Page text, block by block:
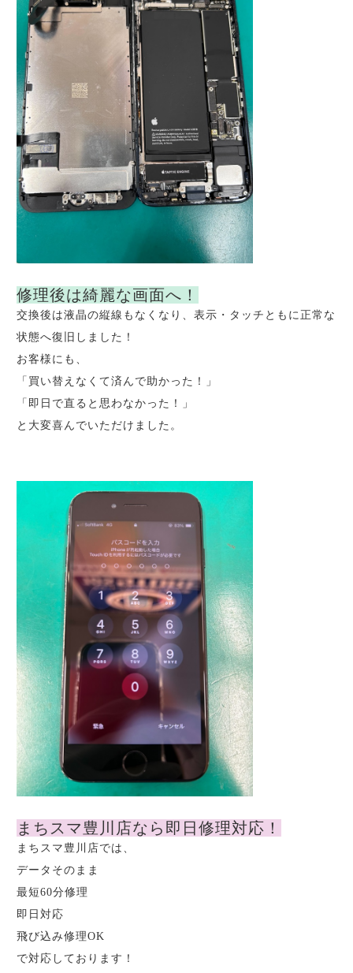
修理後は綺麗な画面へ！
交換後は液晶の縦線もなくなり、表示・タッチともに正常な
状態へ復旧しました！
お客様にも、
「買い替えなくて済んで助かった！」
「即日で直ると思わなかった！」
と大変喜んでいただけました。
まちスマ豊川店なら即日修理対応！
まちスマ豊川店では、
データそのまま
最短60分修理
即日対応
飛び込み修理OK
で対応しております！